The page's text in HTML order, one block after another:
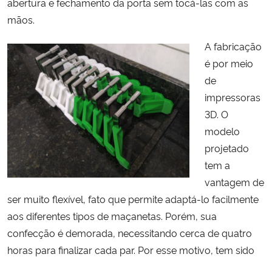
Banco Central do Brasil
Planalto
mãos.
A fabricação
é por meio
de
impressoras
3D. O
modelo
projetado
tem a
vantagem de
ser muito flexível, fato que permite adaptá-lo facilmente
aos diferentes tipos de maçanetas. Porém, sua
confecção é demorada, necessitando cerca de quatro
horas para finalizar cada par. Por esse motivo, tem sido